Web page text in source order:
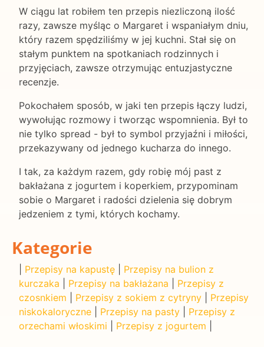
W ciągu lat robiłem ten przepis niezliczoną ilość
razy, zawsze myśląc o Margaret i wspaniałym dniu,
który razem spędziliśmy w jej kuchni. Stał się on
stałym punktem na spotkaniach rodzinnych i
przyjęciach, zawsze otrzymując entuzjastyczne
recenzje.
Pokochałem sposób, w jaki ten przepis łączy ludzi,
wywołując rozmowy i tworząc wspomnienia. Był to
nie tylko spread - był to symbol przyjaźni i miłości,
przekazywany od jednego kucharza do innego.
I tak, za każdym razem, gdy robię mój past z
bakłażana z jogurtem i koperkiem, przypominam
sobie o Margaret i radości dzielenia się dobrym
jedzeniem z tymi, których kochamy.
Kategorie
Przepisy na kapustę
Przepisy na bulion z
kurczaka
Przepisy na bakłażana
Przepisy z
czosnkiem
Przepisy z sokiem z cytryny
Przepisy
niskokaloryczne
Przepisy na pasty
Przepisy z
orzechami włoskimi
Przepisy z jogurtem